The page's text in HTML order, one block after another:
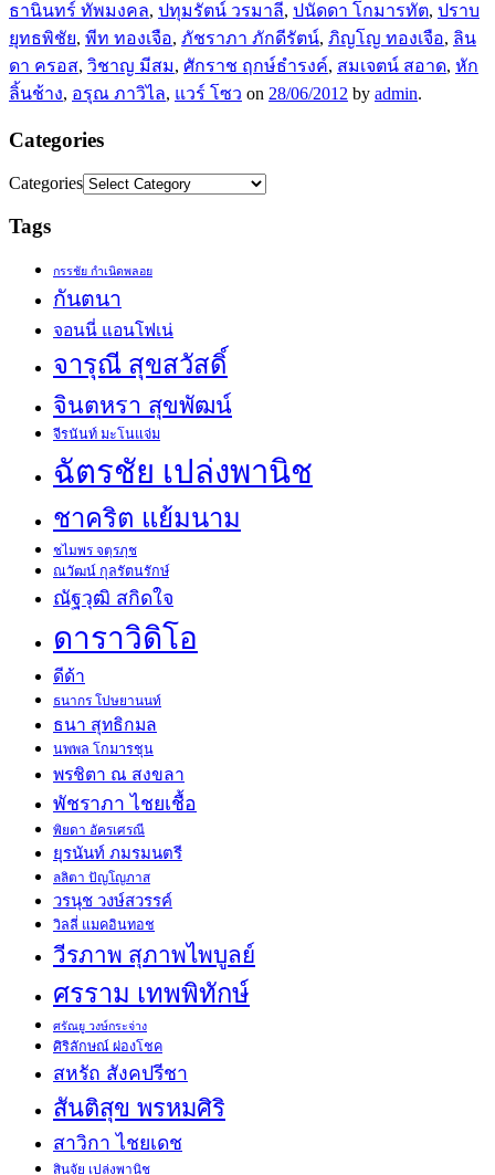
ธานินทร์ ทัพมงคล, ปทุมรัตน์ วรมาลี, ปนัดดา โกมารทัต, ปราบ
ยุทธพิชัย, พีท ทองเจือ, ภัชราภา ภักดีรัตน์, ภิญโญ ทองเจือ, ลิน
ดา ครอส, วิชาญ มีสม, ศักราช ฤกษ์ธำรงค์, สมเจตน์ สอาด, หัก
ลิ้นช้าง, อรุณ ภาวิไล, แวร์ โซว on 28/06/2012 by admin.
Categories
Categories
Tags
กรรชัย กำเนิดพลอย
กันตนา
จอนนี่ แอนโฟเน่
จารุณี สุขสวัสดิ์
จินตหรา สุขพัฒน์
จีรนันท์ มะโนแจ่ม
ฉัตรชัย เปล่งพานิช
ชาคริต แย้มนาม
ชไมพร จตุรภุช
ณวัฒน์ กุลรัตนรักษ์
ณัฐวุฒิ สกิดใจ
ดาราวิดิโอ
ดีด้า
ธนากร โปษยานนท์
ธนา สุทธิกมล
นพพล โกมารชุน
พรชิตา ณ สงขลา
พัชราภา ไชยเชื้อ
พิยดา อัครเศรณี
ยุรนันท์ ภมรมนตรี
ลลิตา ปัญโญภาส
วรนุช วงษ์สวรรค์
วิลลี่ แมคอินทอช
วีรภาพ สุภาพไพบูลย์
ศรราม เทพพิทักษ์
ศรัณยู วงษ์กระจ่าง
ศิริลักษณ์ ผ่องโชค
สหรัถ สังคปรีชา
สันติสุข พรหมศิริ
สาวิกา ไชยเดช
สินจัย เปล่งพานิช